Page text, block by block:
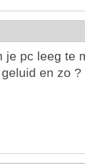
pc leeg te
en zo ?